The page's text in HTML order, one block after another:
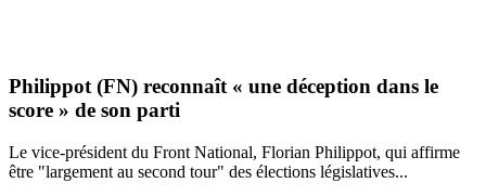
Philippot (FN) reconnaît « une déception dans le
score » de son parti
Le vice-président du Front National, Florian Philippot, qui affirme
être "largement au second tour" des élections législatives...